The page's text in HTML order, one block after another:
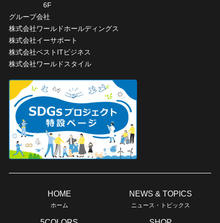
6F
グループ会社
株式会社ワールドホールディングス
株式会社イーサポート
株式会社ベストITビジネス
株式会社ワールドスタイル
HOME
ホーム
NEWS & TOPICS
ニュース・トピックス